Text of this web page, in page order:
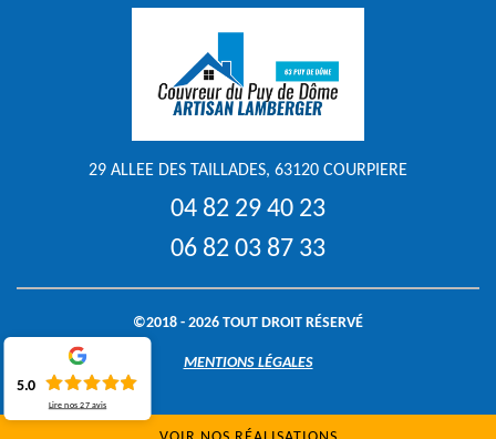
29 ALLEE DES TAILLADES, 63120 COURPIERE
04 82 29 40 23
06 82 03 87 33
©2018 - 2026 TOUT DROIT RÉSERVÉ
MENTIONS LÉGALES
5.0
Lire nos27 avis